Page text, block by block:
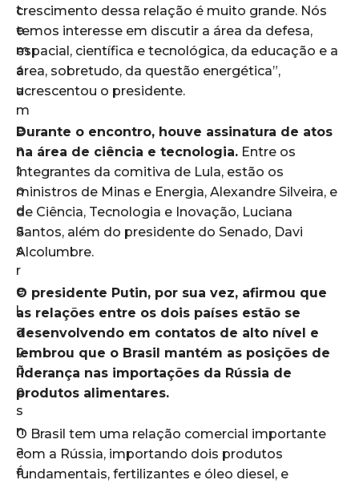
crescimento dessa relação é muito grande. Nós
temos interesse em discutir a área da defesa,
espacial, científica e tecnológica, da educação e a
área, sobretudo, da questão energética”,
acrescentou o presidente.
Durante o encontro, houve assinatura de atos
na área de ciência e tecnologia. Entre os
integrantes da comitiva de Lula, estão os
ministros de Minas e Energia, Alexandre Silveira, e
de Ciência, Tecnologia e Inovação, Luciana
Santos, além do presidente do Senado, Davi
Alcolumbre.
O presidente Putin, por sua vez, afirmou que
as relações entre os dois países estão se
desenvolvendo em contatos de alto nível e
lembrou que o Brasil mantém as posições de
liderança nas importações da Rússia de
produtos alimentares.
O Brasil tem uma relação comercial importante
com a Rússia, importando dois produtos
fundamentais, fertilizantes e óleo diesel, e